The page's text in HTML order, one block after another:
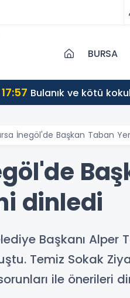
BURSA
17:57 Bulanık ve kötü
İnegöl'de Başkan Taban
dinledi
Başkanı
Temiz Sokak
ile önerileri